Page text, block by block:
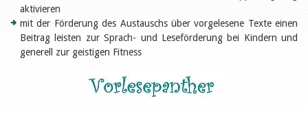
Tags
Aus- und Weiterbildung
Veranstaltungen
Kinder- und Jugendmedien
Bibliotheksförderung
Zielpublikum Kinder und
aktivieren
mit der Förderung des Austauschs über vorgelesene Texte einen
Beitrag leisten zur Sprach- und Leseförderung bei Kindern und
generell zur geistigen Fitness